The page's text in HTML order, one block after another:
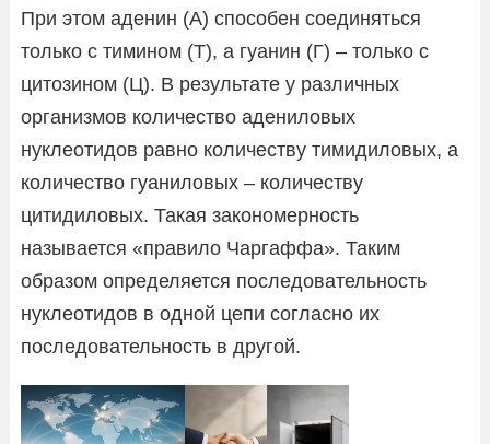
При этом аденин (А) способен соединяться
только с тимином (Т), а гуанин (Г) – только с
цитозином (Ц). В результате у различных
организмов количество адениловых
нуклеотидов равно количеству тимидиловых, а
количество гуаниловых – количеству
цитидиловых. Такая закономерность
называется «правило Чаргаффа». Таким
образом определяется последовательность
нуклеотидов в одной цепи согласно их
последовательность в другой.